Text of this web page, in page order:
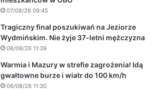
07/08/26 09:45
Tragiczny finał poszukiwań na Jeziorze
Wydmińskim. Nie żyje 37-letni mężczyzna
06/08/26 11:39
Warmia i Mazury w strefie zagrożenia! Idą
gwałtowne burze i wiatr do 100 km/h
06/08/26 11:30